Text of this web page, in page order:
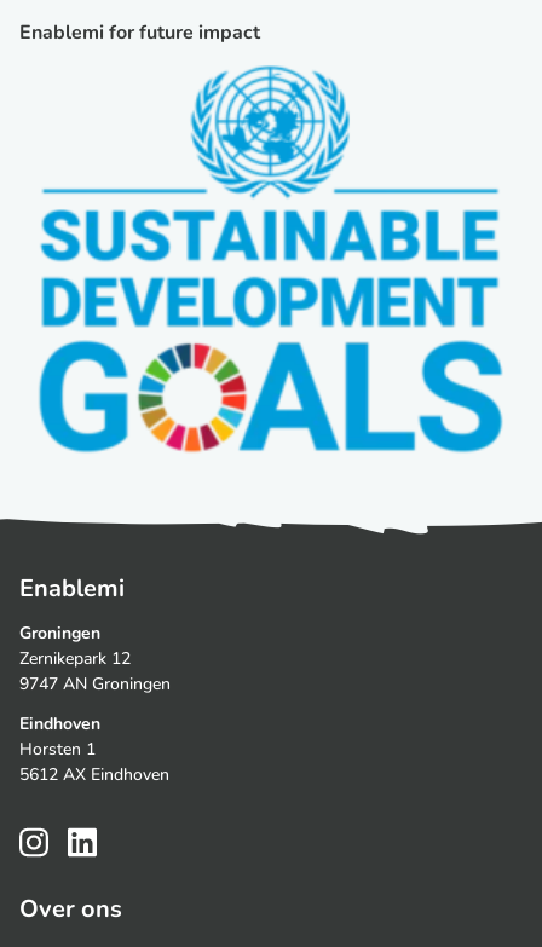
Enablemi for future impact
Over ons
Enablemi
Groningen
Zernikepark 12
9747 AN Groningen
Eindhoven
Horsten 1
5612 AX Eindhoven